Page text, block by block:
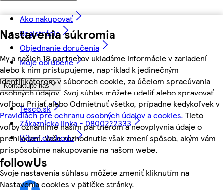
Nastavenia súkromia
My a našich 18 partnerov ukladáme informácie v zariadení
alebo k nim pristupujeme, napríklad k jedinečným
identifikátorom v súboroch cookie, za účelom spracúvania
osobných údajov. Svoj súhlas môžete udeliť alebo spravovať
voľbou Prijať alebo Odmietnuť všetko, prípadne kedykoľvek v
Pravidlách pre ochranu osobných údajov a cookies. Tieto
voľby oznámime našim partnerom a neovplyvnia údaje o
prehliadaní. Vaše rozhodnutie však zmení spôsob, akým vám
prispôsobíme nakupovanie na našom webe.
Svoje nastavenia súhlasu môžete zmeniť kliknutím na
Nastavenia cookies v pätičke stránky.
Ako nakupovať
Registrácia
Objednanie doručenia
Moje obľúbené
Kontaktujte nás
Tesco.sk
Zákaznícka linka - 0800222333
Výber obchodu
followUs